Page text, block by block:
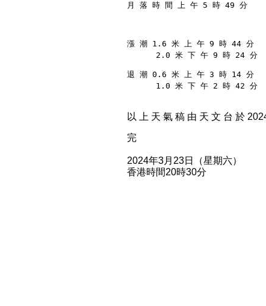
月 落 時 間 上 午 5 時 49 分
漲 潮 1.6 米 上 午 9 時 44 分
      2.0 米 下 午 9 時 24 分
退 潮 0.6 米 上 午 3 時 14 分
      1.0 米 下 午 2 時 42 分
以 上 天 氣 稿 由 天 文 台 於
完
2024年3月23日（星期六）
香港時間20時30分